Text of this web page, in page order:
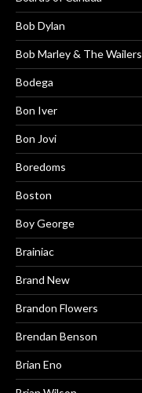
Bob Dylan
Bob Marley & The Wailers
Bodega
Bon Iver
Bon Jovi
Boredoms
Boston
Boy George
Brainiac
Brand New
Brandon Flowers
Brendan Benson
Brian Eno